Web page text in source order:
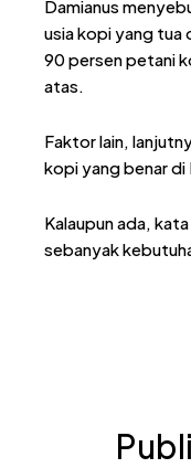
Damianus
usia kopi yang tua
90 persen petani
atas.
Faktor lain,
kopi yang benar di
Kalaupun ada,
sebanyak